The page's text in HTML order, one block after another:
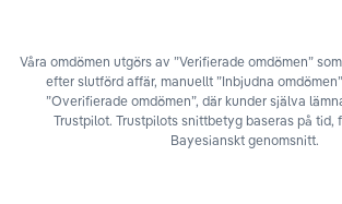
Våra omdömen utgörs av ”Verifierade omdömen”
efter slutförd affär, manuellt ”Inbjudna
”Overifierade omdömen”, där kunder själva
Trustpilot. Trustpilots snittbetyg baseras på tid,
Bayesianskt genomsnitt.